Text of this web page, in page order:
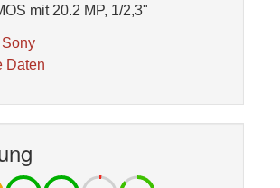
mit 20.2 MP, 1/2,3"
Daten